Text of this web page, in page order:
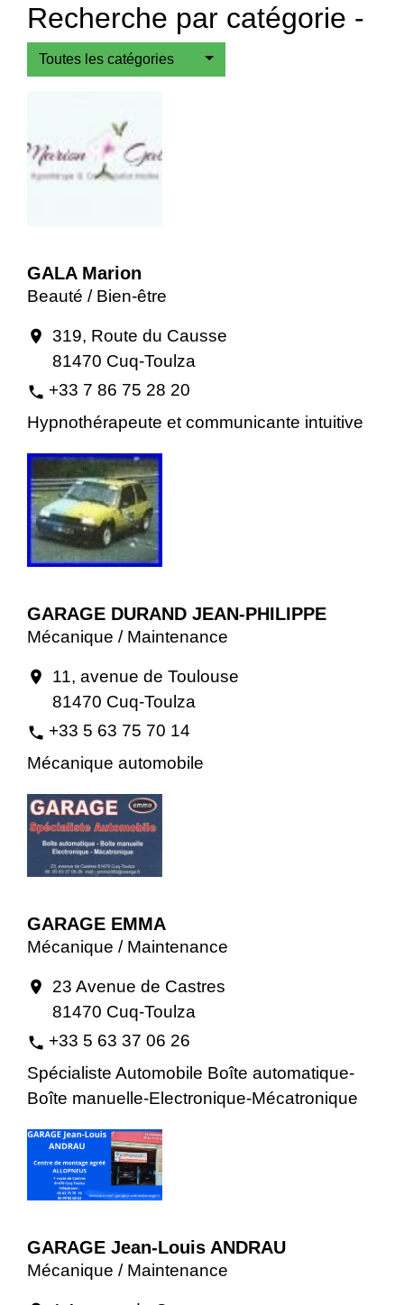
Recherche par catégorie -
Toutes les catégories
GALA Marion
Beauté / Bien-être
location_on 319, Route du Causse
81470 Cuq-Toulza
phone +33 7 86 75 28 20
Hypnothérapeute et communicante intuitive
GARAGE DURAND JEAN-PHILIPPE
Mécanique / Maintenance
location_on
11, avenue de Toulouse
81470 Cuq-Toulza
phone +33 5 63 75 70 14
Mécanique automobile
GARAGE EMMA
Mécanique / Maintenance
location_on
23 Avenue de Castres
81470 Cuq-Toulza
phone +33 5 63 37 06 26
Spécialiste Automobile Boîte automatique-
Boîte manuelle-Electronique-Mécatronique
GARAGE Jean-Louis ANDRAU
Mécanique / Maintenance